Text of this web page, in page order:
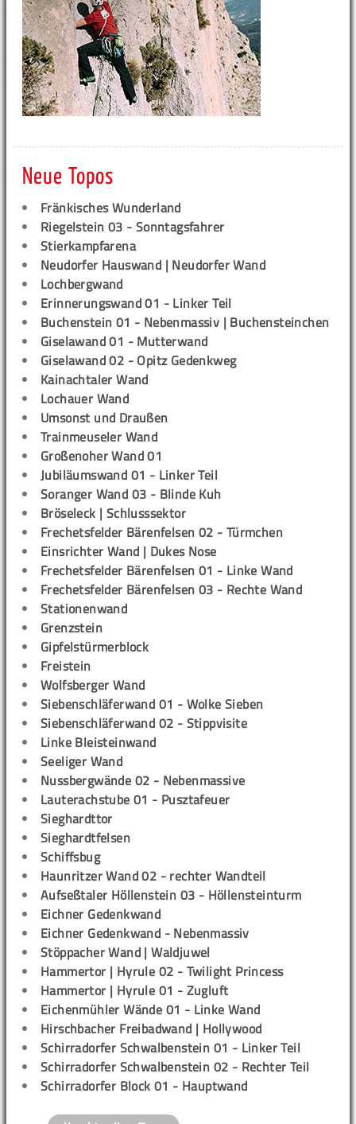
Neue Topos
Fränkisches Wunderland
Riegelstein 03 - Sonntagsfahrer
Stierkampfarena
Neudorfer Hauswand | Neudorfer Wand
Lochbergwand
Erinnerungswand 01 - Linker Teil
Buchenstein 01 - Nebenmassiv | Buchensteinchen
Giselawand 01 - Mutterwand
Giselawand 02 - Opitz Gedenkweg
Kainachtaler Wand
Lochauer Wand
Umsonst und Draußen
Trainmeuseler Wand
Großenoher Wand 01
Jubiläumswand 01 - Linker Teil
Soranger Wand 03 - Blinde Kuh
Bröseleck | Schlusssektor
Frechetsfelder Bärenfelsen 02 - Türmchen
Einsrichter Wand | Dukes Nose
Frechetsfelder Bärenfelsen 01 - Linke Wand
Frechetsfelder Bärenfelsen 03 - Rechte Wand
Stationenwand
Grenzstein
Gipfelstürmerblock
Freistein
Wolfsberger Wand
Siebenschläferwand 01 - Wolke Sieben
Siebenschläferwand 02 - Stippvisite
Linke Bleisteinwand
Seeliger Wand
Nussbergwände 02 - Nebenmassive
Lauterachstube 01 - Pusztafeuer
Sieghardttor
Sieghardtfelsen
Schiffsbug
Haunritzer Wand 02 - rechter Wandteil
Aufseßtaler Höllenstein 03 - Höllensteinturm
Eichner Gedenkwand
Eichner Gedenkwand - Nebenmassiv
Stöppacher Wand | Waldjuwel
Hammertor | Hyrule 02 - Twilight Princess
Hammertor | Hyrule 01 - Zugluft
Eichenmühler Wände 01 - Linke Wand
Hirschbacher Freibadwand | Hollywood
Schirradorfer Schwalbenstein 01 - Linker Teil
Schirradorfer Schwalbenstein 02 - Rechter Teil
Schirradorfer Block 01 - Hauptwand